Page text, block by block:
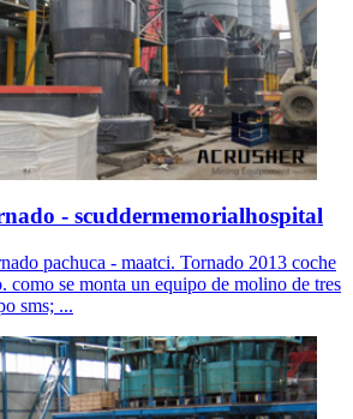
- scuddermemorialhospital
pachuca - maatci. Tornado 2013 coche
como se monta un equipo de molino de tres
sms; ...